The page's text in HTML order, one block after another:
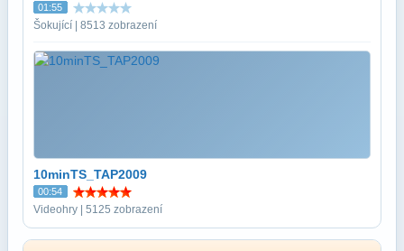
01:55
Šokující | 8513 zobrazení
10minTS_TAP2009
00:54
Videohry | 5125 zobrazení